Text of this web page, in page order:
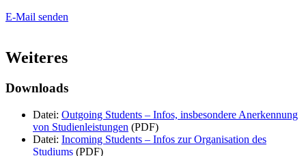
E-Mail senden
Weiteres
Downloads
Datei: Outgoing Students – Infos, insbesondere Anerkennung
von Studienleistungen (PDF)
Datei: Incoming Students – Infos zur Organisation des
Studiums (PDF)